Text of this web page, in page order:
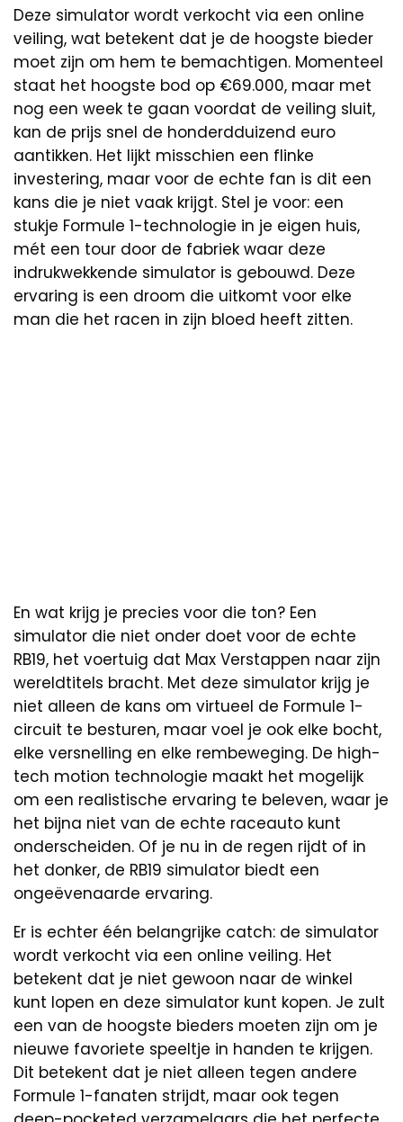
Deze simulator wordt verkocht via een online
veiling, wat betekent dat je de hoogste bieder
moet zijn om hem te bemachtigen. Momenteel
staat het hoogste bod op €69.000, maar met
nog een week te gaan voordat de veiling sluit,
kan de prijs snel de honderdduizend euro
aantikken. Het lijkt misschien een flinke
investering, maar voor de echte fan is dit een
kans die je niet vaak krijgt. Stel je voor: een
stukje Formule 1-technologie in je eigen huis,
mét een tour door de fabriek waar deze
indrukwekkende simulator is gebouwd. Deze
ervaring is een droom die uitkomt voor elke
man die het racen in zijn bloed heeft zitten.
En wat krijg je precies voor die ton? Een
simulator die niet onder doet voor de echte
RB19, het voertuig dat Max Verstappen naar zijn
wereldtitels bracht. Met deze simulator krijg je
niet alleen de kans om virtueel de Formule 1-
circuit te besturen, maar voel je ook elke bocht,
elke versnelling en elke rembeweging. De high-
tech motion technologie maakt het mogelijk
om een realistische ervaring te beleven, waar je
het bijna niet van de echte raceauto kunt
onderscheiden. Of je nu in de regen rijdt of in
het donker, de RB19 simulator biedt een
ongeëvenaarde ervaring.
Er is echter één belangrijke catch: de simulator
wordt verkocht via een online veiling. Het
betekent dat je niet gewoon naar de winkel
kunt lopen en deze simulator kunt kopen. Je zult
een van de hoogste bieders moeten zijn om je
nieuwe favoriete speeltje in handen te krijgen.
Dit betekent dat je niet alleen tegen andere
Formule 1-fanaten strijdt, maar ook tegen